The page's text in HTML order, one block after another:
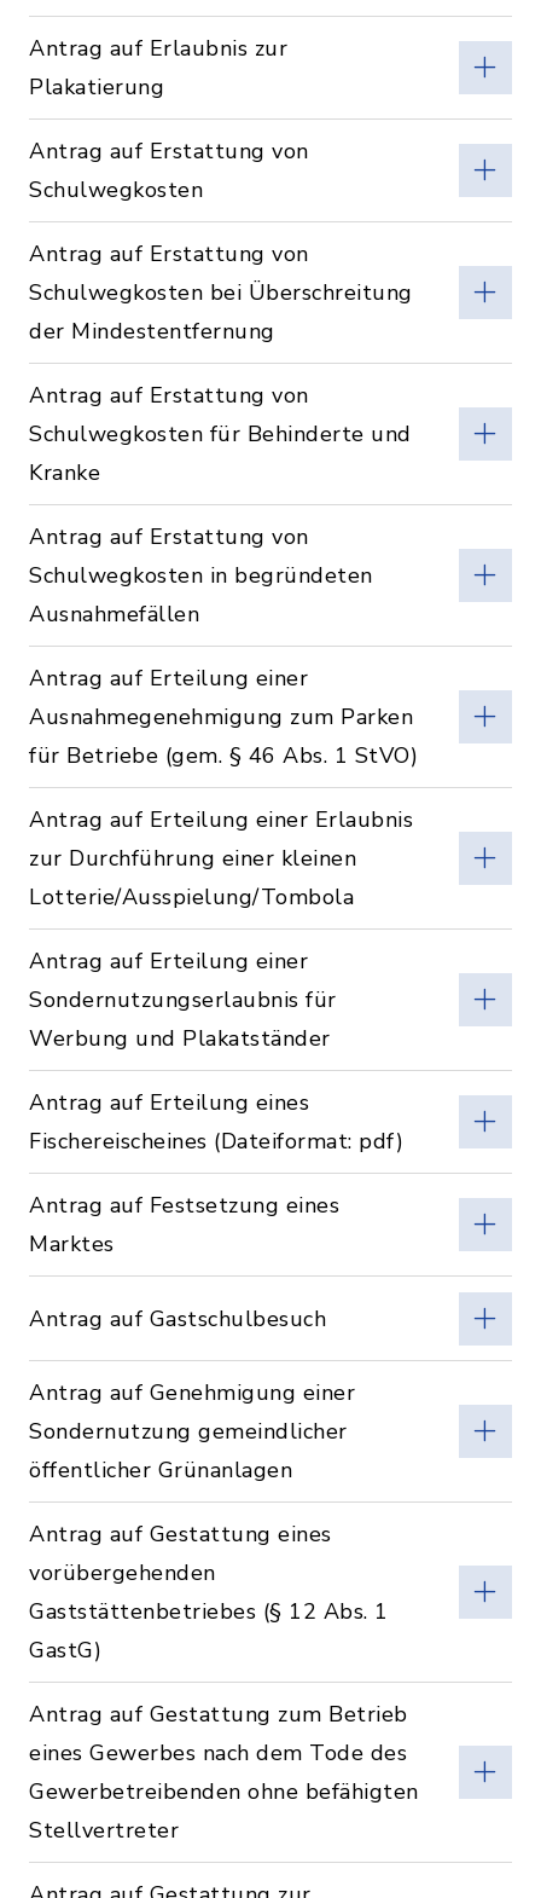
Antrag auf Erlaubnis zur
Plakatierung
Antrag auf Erstattung von
Schulwegkosten
Antrag auf Erstattung von
Schulwegkosten bei Überschreitung
der Mindestentfernung
Antrag auf Erstattung von
Schulwegkosten für Behinderte und
Kranke
Antrag auf Erstattung von
Schulwegkosten in begründeten
Ausnahmefällen
Antrag auf Erteilung einer
Ausnahmegenehmigung zum Parken
für Betriebe (gem. § 46 Abs. 1 StVO)
Antrag auf Erteilung einer Erlaubnis
zur Durchführung einer kleinen
Lotterie/Ausspielung/Tombola
Antrag auf Erteilung einer
Sondernutzungserlaubnis für
Werbung und Plakatständer
Antrag auf Erteilung eines
Fischereischeines (Dateiformat: pdf)
Antrag auf Festsetzung eines
Marktes
Antrag auf Gastschulbesuch
Antrag auf Genehmigung einer
Sondernutzung gemeindlicher
öffentlicher Grünanlagen
Antrag auf Gestattung eines
vorübergehenden
Gaststättenbetriebes (§ 12 Abs. 1
GastG)
Antrag auf Gestattung zum Betrieb
eines Gewerbes nach dem Tode des
Gewerbetreibenden ohne befähigten
Stellvertreter